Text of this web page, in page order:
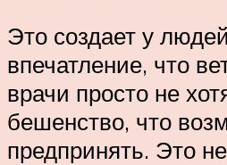
Это создает у
впечатление, что
врачи просто не
бешенство, что
предпринять. Это